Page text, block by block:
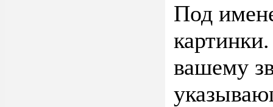
Под
вашему